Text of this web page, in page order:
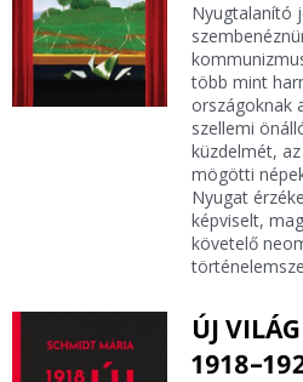
Nyugtalanító
több mint
országoknak
szellemi
küzdelmét,
mögötti
Nyugat
képviselt,
követelő
ÚJ